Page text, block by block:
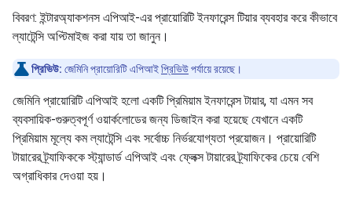
বিবরণ: ইন্টারঅ্যাকশনস এপিআই-এর প্রায়োরিটি ইনফারেন্স টিয়ার ব্যবহার করে কীভাবে
ল্যাটেন্সি অপ্টিমাইজ করা যায় তা জানুন।
প্রিভিউ: জেমিনি প্রায়োরিটি এপিআইপ্রিভিউপর্যায়ে রয়েছে।
জেমিনি প্রায়োরিটি এপিআই হলো একটি প্রিমিয়াম ইনফারেন্স টায়ার, যা এমন সব
ব্যবসায়িক-গুরুত্বপূর্ণ ওয়ার্কলোডের জন্য ডিজাইন করা হয়েছে যেখানে একটি
প্রিমিয়াম মূল্যে কম ল্যাটেন্সি এবং সর্বোচ্চ নির্ভরযোগ্যতা প্রয়োজন। প্রায়োরিটি
টায়ারের ট্র্যাফিককে স্ট্যান্ডার্ড এপিআই এবং ফ্লেক্স টায়ারের ট্র্যাফিকের চেয়ে বেশি
অগ্রাধিকার দেওয়া হয়।